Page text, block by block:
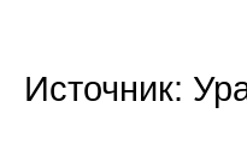
Источник: